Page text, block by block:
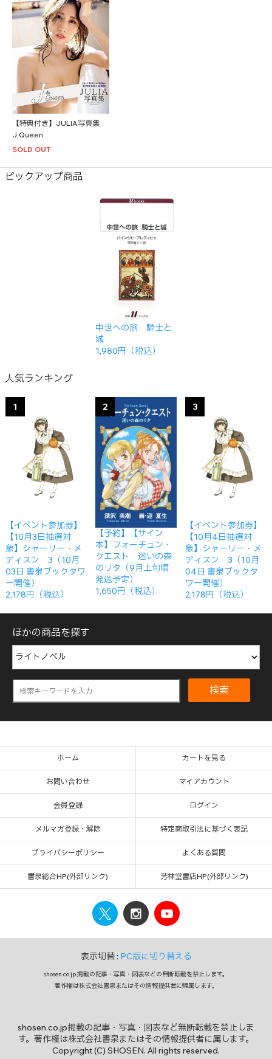
【特典付き】JULIA写真集
J Queen
SOLD OUT
ピックアップ商品
中世への旅 騎士と
城
1,980円（税込）
人気ランキング
1
【イベント参加券】
【10月3日抽選対
象】シャーリー・メ
ディスン 3（10月
03日 書泉ブックタワ
ー開催）
2,178円（税込）
2
【予約】【サイン
本】フォーチュン・
クエスト 迷いの森
のリタ（9月上旬頃
発送予定）
1,650円（税込）
3
【イベント参加券】
【10月4日抽選対
象】シャーリー・メ
ディスン 3（10月
04日 書泉ブックタ
ワー開催）
2,178円（税込）
ほかの商品を探す
検索
ホーム カートを見る
お問い合わせ マイアカウント
会員登録 ログイン
メルマガ登録・解除 特定商取引法に基づく表記
プライバシーポリシー よくある質問
書泉総合HP(外部リンク) 芳林堂書店HP(外部リンク)
表示切替 : PC版に切り替える
shosen.co.jp 掲載の記事・写真・図表などの無断転載を禁止します。
著作権は株式会社書泉またはその情報提供者に帰属します。
shosen.co.jp掲載の記事・写真・図表など無断転載を禁止しま
す。著作権は株式会社書泉またはその情報提供者に属します。
Copyright (C) SHOSEN. All rights reserved.